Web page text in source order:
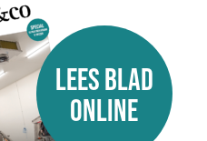
LEES BLAD
ONLINE